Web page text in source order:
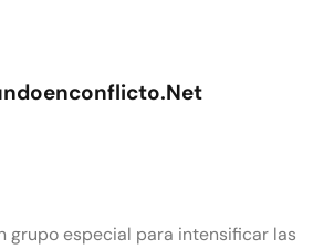
grupo especial para intensificar las